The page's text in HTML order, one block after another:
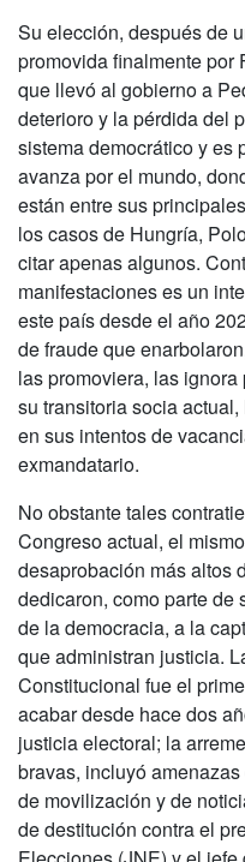
Su elección, después de
promovida finalmente por
que llevó al gobierno a
deterioro y la pérdida del
sistema democrático y es
avanza por el mundo,
están entre sus
los casos de Hungría,
citar apenas algunos.
manifestaciones es un
este país desde el año
de fraude que
las promoviera, las
su transitoria socia
en sus intentos de
exmandatario.
No obstante tales
Congreso actual, el
desaprobación más altos
dedicaron, como parte de
de la democracia, a la
que administran justicia.
Constitucional fue el
acabar desde hace dos
justicia electoral; la
bravas, incluyó
de movilización y de
de destitución contra el